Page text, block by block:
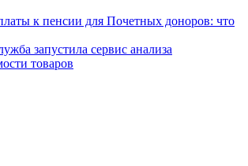
к пенсии для Почетных доноров: что
запустила сервис анализа
товаров